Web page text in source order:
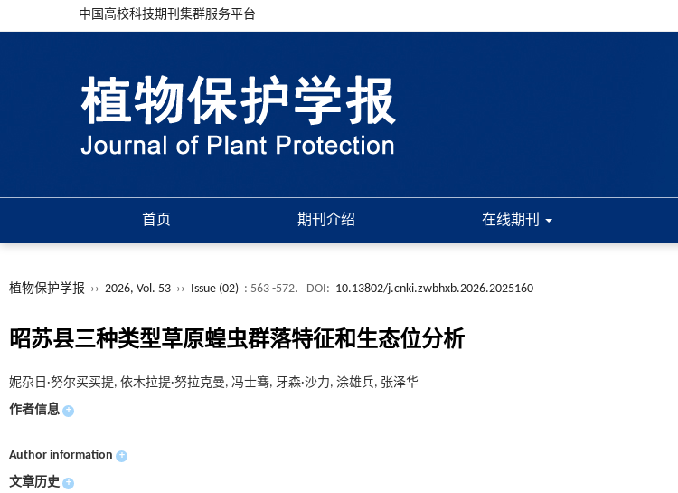
中国高校科技期刊集群服务平台
首页 期刊介绍 在线期刊
植物保护学报 ›› 2026, Vol. 53 ›› Issue (02) : 563 -572. DOI: 10.13802/j.cnki.zwbhxb.2026.2025160
昭苏县三种类型草原蝗虫群落特征和生态位分析
妮尕日·努尔买买提, 依木拉提·努拉克曼, 冯士骞, 牙森·沙力, 涂雄兵, 张泽华
作者信息 +
Author information +
文章历史 +